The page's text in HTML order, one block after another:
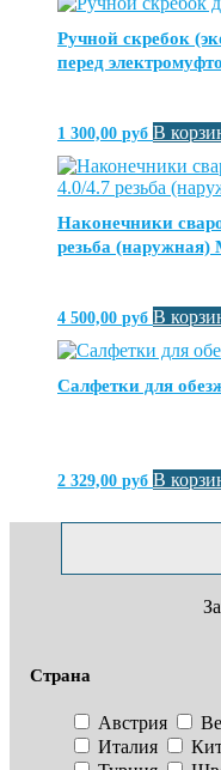
Ручной скребок
перед
1 300,00 руб В
Наконечники
резьба (наружная)
4 500,00 руб В
Салфетки для
2 329,00 руб В
Страна
Австрия
Италия